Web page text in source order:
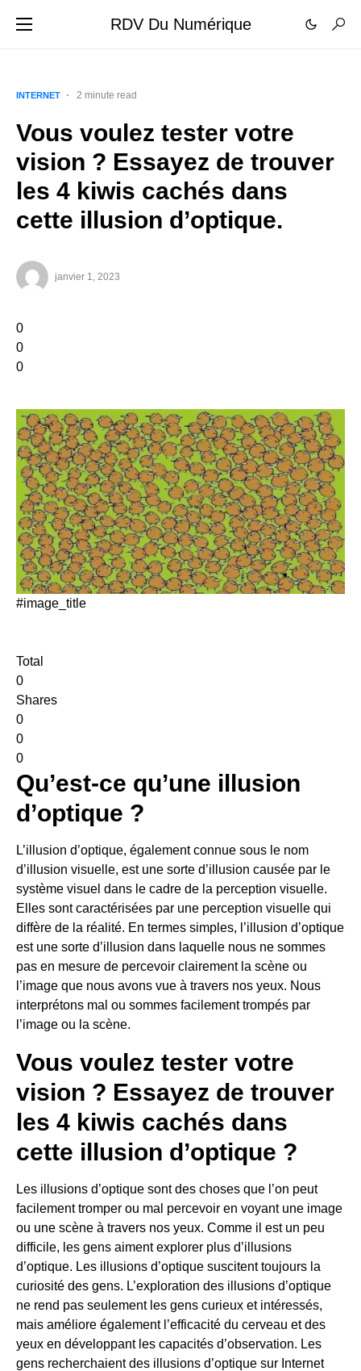
RDV Du Numérique
INTERNET 2 minute read
Vous voulez tester votre
vision ? Essayez de trouver
les 4 kiwis cachés dans
cette illusion d’optique.
janvier 1, 2023
0
0
0
#image_title
Total
0
Shares
0
0
0
Qu’est-ce qu’une illusion
d’optique ?
L’illusion d’optique, également connue sous le nom
d’illusion visuelle, est une sorte d’illusion causée par le
système visuel dans le cadre de la perception visuelle.
Elles sont caractérisées par une perception visuelle qui
diffère de la réalité. En termes simples, l’illusion d’optique
est une sorte d’illusion dans laquelle nous ne sommes
pas en mesure de percevoir clairement la scène ou
l’image que nous avons vue à travers nos yeux. Nous
interprétons mal ou sommes facilement trompés par
l’image ou la scène.
Vous voulez tester votre
vision ? Essayez de trouver
les 4 kiwis cachés dans
cette illusion d’optique ?
Les illusions d’optique sont des choses que l’on peut
facilement tromper ou mal percevoir en voyant une image
ou une scène à travers nos yeux. Comme il est un peu
difficile, les gens aiment explorer plus d’illusions
d’optique. Les illusions d’optique suscitent toujours la
curiosité des gens. L’exploration des illusions d’optique
ne rend pas seulement les gens curieux et intéressés,
mais améliore également l’efficacité du cerveau et des
yeux en développant les capacités d’observation. Les
gens recherchaient des illusions d’optique sur Internet